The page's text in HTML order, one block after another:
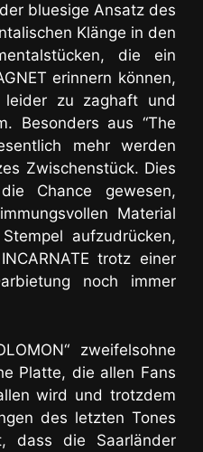
bluesige Ansatz des
Klänge in den
die ein
erinnern können,
zu zaghaft und
Besonders aus “The
mehr werden
Zwischenstück. Dies
Chance gewesen,
Material
aufzudrücken,
trotz einer
noch immer
zweifelsohne
Platte, die allen Fans
wird und trotzdem
des letzten Tones
dass die Saarländer